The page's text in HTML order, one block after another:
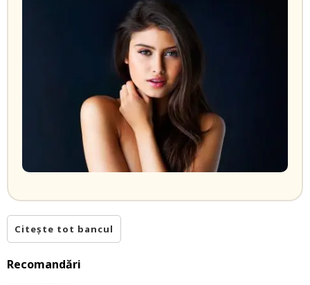
Citește tot bancul
Recomandări